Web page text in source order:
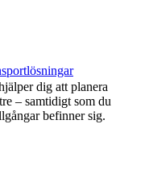
dig att planera
– samtidigt som du
befinner sig.